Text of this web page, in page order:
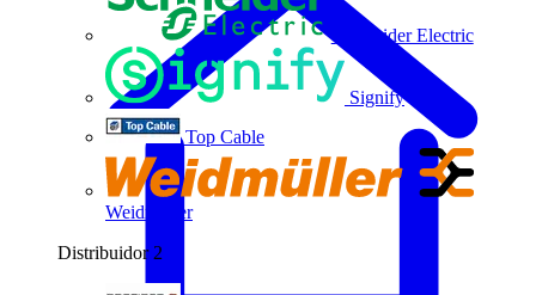
Schneider Electric
Signify
Top Cable
Weidmüller
Distribuidor 2